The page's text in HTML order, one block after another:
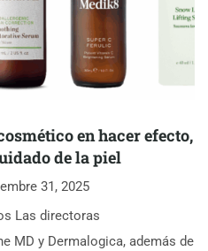
en hacer efecto,
de la piel
31, 2025
Las directoras
MD y Dermalogica, además de